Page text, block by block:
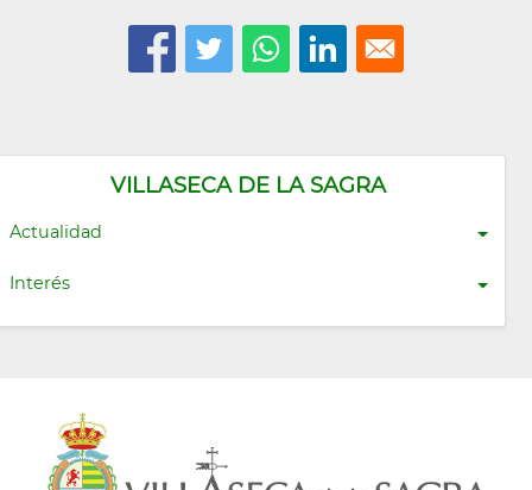
VILLASECA DE LA SAGRA
Actualidad
Interés